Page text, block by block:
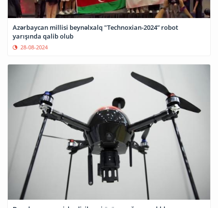
Azərbaycan millisi beynəlxalq "Technoxian-2024” robot
yarışında qalib olub
28-08-2024